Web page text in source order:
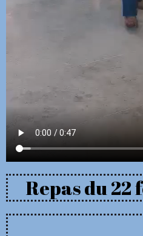
Repas du